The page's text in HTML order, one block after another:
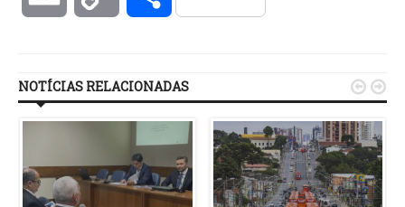
NOTÍCIAS RELACIONADAS  